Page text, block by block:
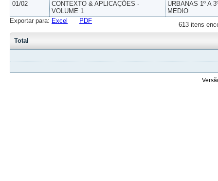
01/02
CONTEXTO & APLICAÇÕES -
VOLUME 1
URBANAS 1º A
MEDIO
613 itens
Exportar para: Excel PDF
Total